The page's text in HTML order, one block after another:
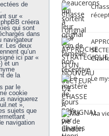
de
sur «
créera
qui sont
dans
navigateur
Les deux
qu’un
ici par «
et un
de la
par le
cookie
naviguerez
»,
sujets que
navigation
Le
Ma